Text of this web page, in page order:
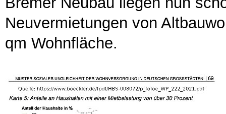
Neuvermietungen von
qm Wohnfläche.